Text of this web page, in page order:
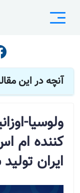
صفحه اصلی
ولوسیا-اوزانیمود؛ داروی
آنچه در این
ولوسیا-
کننده ام
ایران